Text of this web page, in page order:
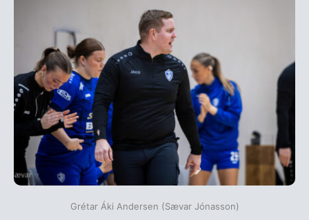
Grétar Áki Andersen (Sævar Jónasson)